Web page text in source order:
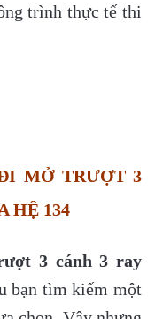
trình thực tế thi
MỞ TRƯỢT 3
HỆ 134
3 cánh 3 ray
bạn tìm kiếm một